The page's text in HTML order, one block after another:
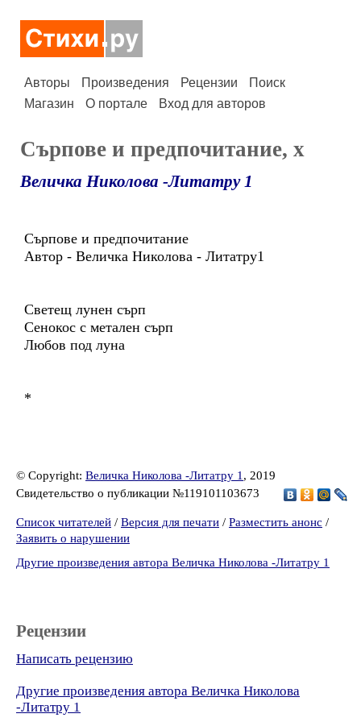
Авторы Произведения Рецензии
Поиск
Магазин
О портале Вход для авторов
Сърпове и предпочитание, х
Величка Николова -Литатру 1
Сърпове и предпочитание
Автор - Величка Николова - Литатру1
Светещ лунен сърп
Сенокос с метален сърп
Любов под луна
*
© Copyright: Величка Николова -Литатру 1 , 2019
Свидетельство о публикации №119101103673
Список читателей / Версия для печати / Разместить анонс /
Заявить о нарушении
Другие произведения автора Величка Николова -Литатру 1
Рецензии
Написать рецензию
Другие произведения автора Величка Николова
-Литатру 1